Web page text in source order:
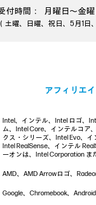
付時間： 月曜日～金曜
（土曜、日曜、祝日、5月1日
アフィリエ
Intel、インテル、Intel ロゴ、
ム、Intel Core、インテルコア
クス・シリーズ、Intel Evo、
Intel RealSense、インテル
ーオンは、Intel Corporation ま
AMD、AMD Arrowロゴ、
Google、Chromebook、